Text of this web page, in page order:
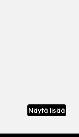
Näytä lisää